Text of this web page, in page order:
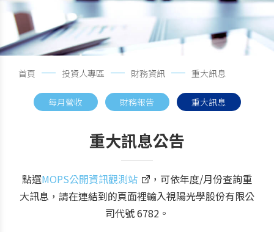
首頁 投資人專區 財務資訊 重大訊息
每月營收 財務報告 重大訊息
重大訊息公告
點選MOPS公開資訊觀測站
，可依年度/月份查詢重
大訊息，請在連結到的頁面裡輸入視陽光學股份有限公
司代號 6782。